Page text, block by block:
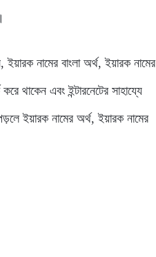
ইয়ারক নামের বাংলা অর্থ, ইয়ারক নামের
এবং ইন্টারনেটের সাহায্যে
ইয়ারক নামের অর্থ, ইয়ারক নামের